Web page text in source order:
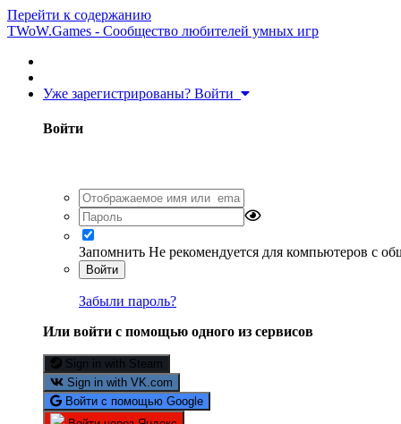
Перейти к содержанию
TWoW.Games - Сообщество любителей умных игр
Уже зарегистрированы? Войти
Войти
Запомнить Не рекомендуется для компьютеров с
Войти
Забыли пароль?
Или войти с помощью одного из сервисов
Sign in with Steam
Sign in with VK.com
Войти с помощью Google